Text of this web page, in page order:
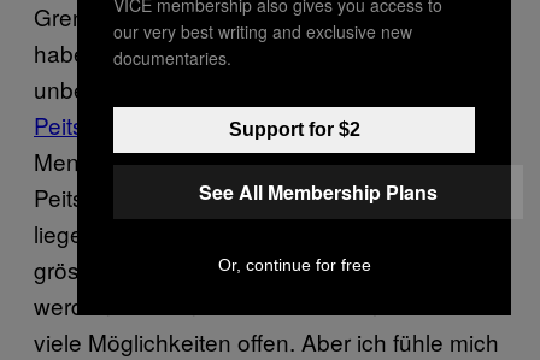
Grenzen. David muss mein Zögern bemerkt
haben, und fügt hinzu: “Das heisst nicht
unbedingt, dass
Peitschenhiebe
involviert sind. Manche
Menschen können problemlos stundenlange
Peitschensessions aushalten. Die Grenzen
liegen für jeden woanders. Andere haben die
grösste Mühe damit, ganz zart berührt zu
werden.” Schon wieder lässt er mir viel zu
viele Möglichkeiten offen. Aber ich fühle mich
our very best writing and exclusive new
documentaries.
Support for $2
See All Membership Plans
Or, continue for free